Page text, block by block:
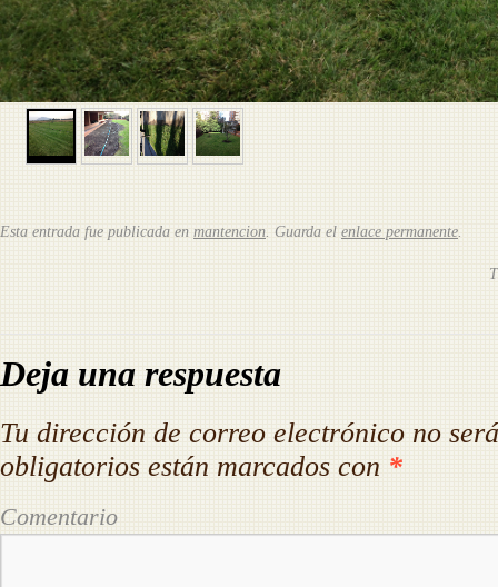
Esta entrada fue publicada enmantencion. Guarda elenlace permanente
Deja una respuesta
Tu dirección de correo electrónico no
obligatorios están marcados con*
Comentario